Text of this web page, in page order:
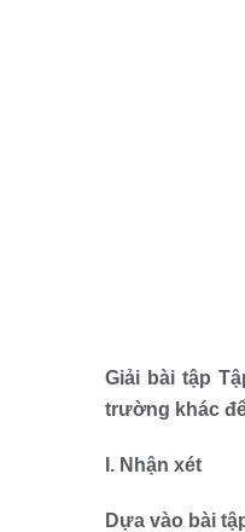
Giải bài tập
trường khác
I. Nhận xét
Dựa vào bài